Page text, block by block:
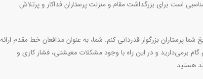
است برای بزرگداشت مقام و منزلت پرستاران فداکار و پرتلاش
پرستاران بزرگوار قدردانی کنم. شما، به‌ عنوان مدافعان خط مقدم ارائه
برمی‌دارید و در این راه با وجود مشکلات معیشتی، فشار کاری و
هستید.